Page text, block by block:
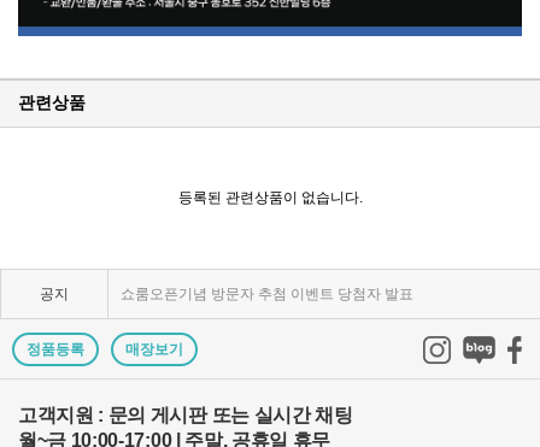
관련상품
등록된 관련상품이 없습니다.
공지
KPP 쇼룸 강의장 무료 대관
쇼룸오픈기념 방문자 추첨 이벤트 당첨자 발표
제1회 티티아티산 사진공모전 결과발표
2024 레오포토 부산 세미나 경품추첨 당첨자 발표
정품등록 매장보기
고객지원 : 문의 게시판 또는 실시간 채팅
월~금 10:00-17:00 | 주말, 공휴일 휴무